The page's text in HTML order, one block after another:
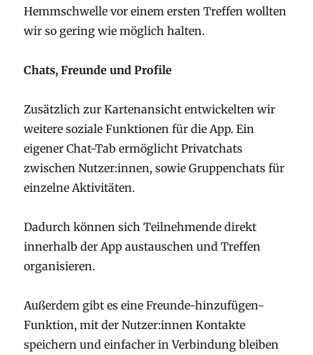
Hemmschwelle vor einem ersten Treffen wollten
wir so gering wie möglich halten.
Chats, Freunde und Profile
Zusätzlich zur Kartenansicht entwickelten wir
weitere soziale Funktionen für die App. Ein
eigener Chat-Tab ermöglicht Privatchats
zwischen Nutzer:innen, sowie Gruppenchats für
einzelne Aktivitäten.
Dadurch können sich Teilnehmende direkt
innerhalb der App austauschen und Treffen
organisieren.
Außerdem gibt es eine Freunde-hinzufügen-
Funktion, mit der Nutzer:innen Kontakte
speichern und einfacher in Verbindung bleiben